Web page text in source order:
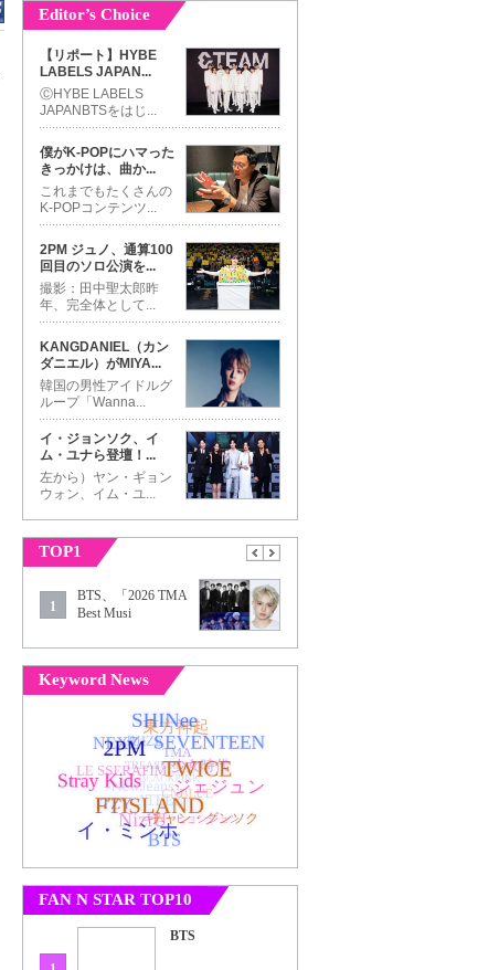
Editor’s Choice
【リポート】HYBE
LABELS JAPAN...
ⒸHYBE LABELS
JAPANBTSをはじ ...
僕がK-POPにハマった
きっかけは、曲か...
これまでもたくさんの
K-POPコンテンツ...
2PM ジュノ、通算100
回目のソロ公演を...
撮影：田中聖太郎昨
年、完全体として...
KANGDANIEL（カン
ダニエル）がMIYA...
韓国の男性アイドルグ
ループ「Wanna...
イ・ジョンソク、イ
ム・ユナら登壇！ ...
左から）ヤン・ギョン
ウォン、イム・ユ...
TOP1
1
BTS、「2026 TMA
Best Musi
Keyword News
FAN N STAR TOP10
BTS